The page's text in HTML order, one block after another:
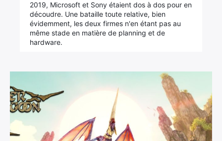
2019, Microsoft et Sony étaient dos à dos pour en
découdre. Une bataille toute relative, bien
évidemment, les deux firmes n'en étant pas au
même stade en matière de planning et de
hardware.